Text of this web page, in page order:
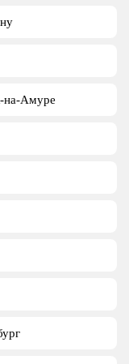
на-Амуре